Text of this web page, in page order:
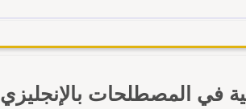
في المصطلحات بالإنجليزي